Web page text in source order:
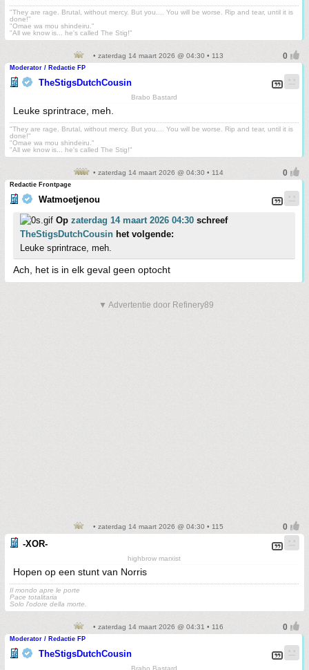
"They are rage. Brutal, without mercy. But you.... You will be worse. Rip and tear, until it is
done!"
"Omae wa mou shindeiru."
"All we know is... he's called The Stig!"
• zaterdag 14 maart 2026 @ 04:30 • 113
Moderator / Redactie FP
TheStigsDutchCousin
Brabo Bastard
Leuke sprintrace, meh.
"They are rage. Brutal, without mercy. But you.... You will be worse. Rip and tear, until it is
done!"
"Omae wa mou shindeiru."
"All we know is... he's called The Stig!"
• zaterdag 14 maart 2026 @ 04:30 • 114
Redactie Frontpage
Watmoetjenou
Op zaterdag 14 maart 2026 04:30 schreef
TheStigsDutchCousin het volgende:
Leuke sprintrace, meh.
Ach, het is in elk geval geen optocht
▼ Advertentie door Refinery89
• zaterdag 14 maart 2026 @ 04:30 • 115
-XOR-
highbrow marxist
Hopen op een stunt van Norris
Il mondo apre le porte
Pace totalitaria
Solo l'odore della morte.
• zaterdag 14 maart 2026 @ 04:31 • 116
Moderator / Redactie FP
TheStigsDutchCousin
Brabo Bastard